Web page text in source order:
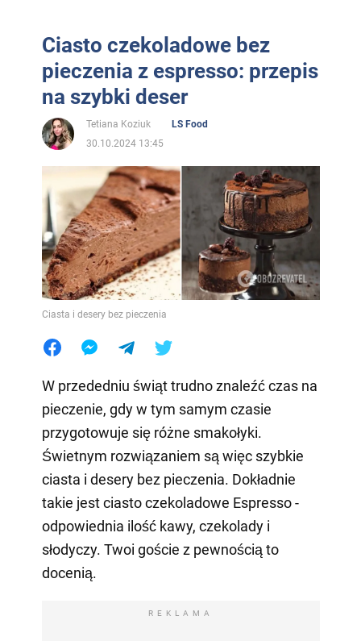
Ciasto czekoladowe bez
pieczenia z espresso: przepis
na szybki deser
Tetiana Koziuk
LS Food
30.10.2024 13:45
Ciasta i desery bez pieczenia
W przededniu świąt trudno znaleźć czas na
pieczenie, gdy w tym samym czasie
przygotowuje się różne smakołyki.
Świetnym rozwiązaniem są więc szybkie
ciasta i desery bez pieczenia. Dokładnie
takie jest ciasto czekoladowe Espresso -
odpowiednia ilość kawy, czekolady i
słodyczy. Twoi goście z pewnością to
docenią.
REKLAMA